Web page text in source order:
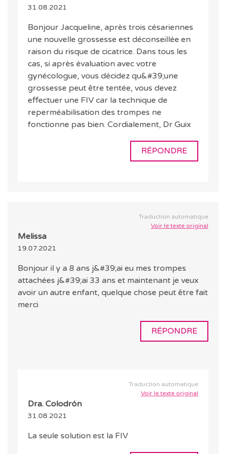
31.08.2021
Bonjour Jacqueline, après trois césariennes
une nouvelle grossesse est déconseillée en
raison du risque de cicatrice. Dans tous les
cas, si après évaluation avec votre
gynécologue, vous décidez qu&#39;une
grossesse peut être tentée, vous devez
effectuer une FIV car la technique de
reperméabilisation des trompes ne
fonctionne pas bien. Cordialement, Dr Guix
RÉPONDRE
Traduction automatique
Voir le texte original
Melissa
19.07.2021
Bonjour il y a 8 ans j&#39;ai eu mes trompes
attachées j&#39;ai 33 ans et maintenant je veux
avoir un autre enfant, quelque chose peut être fait
merci
RÉPONDRE
Traduction automatique
Voir le texte original
Dra. Colodrón
31.08.2021
La seule solution est la FIV